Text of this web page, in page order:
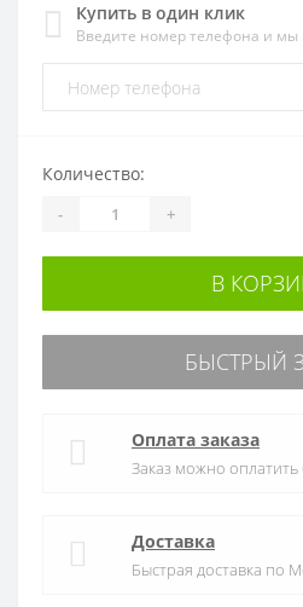
Купить в один клик
Введите номер телефона и мы
Количество:
- +
В
БЫСТРЫЙ
Оплата заказа
Заказ можно оплатить
Доставка
Быстрая доставка по